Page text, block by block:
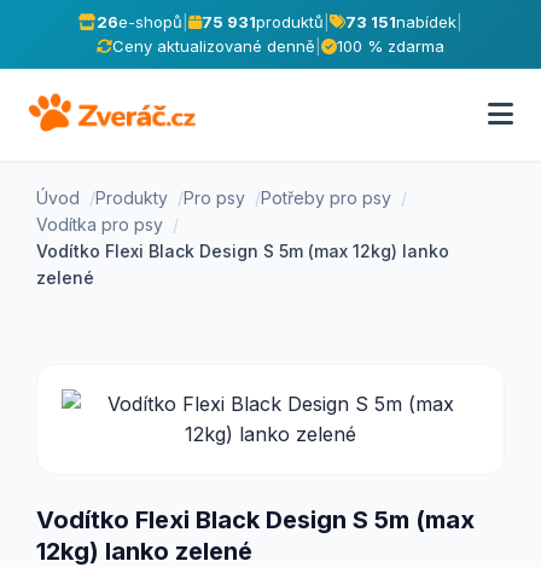
26e-shopů 75 931produktů 73 151nabídek
Ceny aktualizované denně
100 % zdarma
Úvod Produkty Pro psy
Potřeby pro psy
Vodítka pro psy
Vodítko Flexi Black Design S 5m (max 12kg) lanko
zelené
Vodítko Flexi Black Design S 5m (max
12kg) lanko zelené